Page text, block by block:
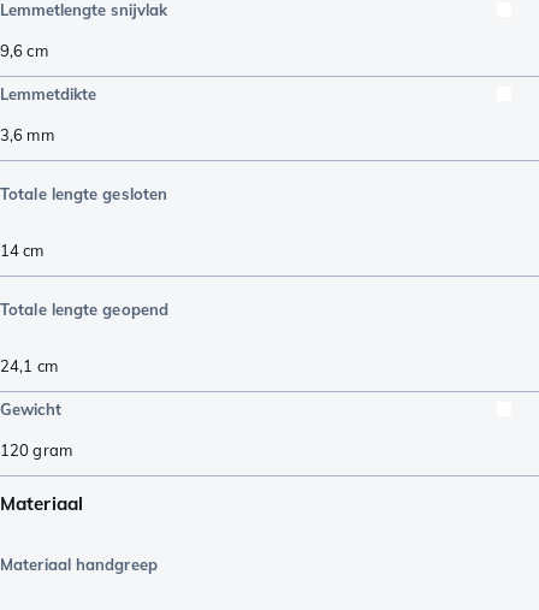
Lemmetlengte snijvlak
9,6cm
Lemmetdikte
3,6 mm
Totale lengte gesloten
14cm
Totale lengte geopend
24,1 cm
Gewicht
120gram
Materiaal
Materiaal handgreep